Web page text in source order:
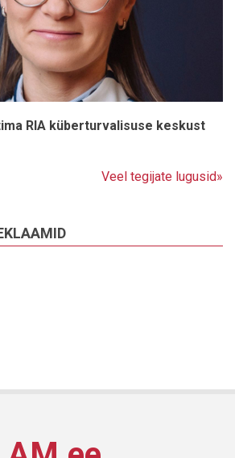
RIA küberturvalisuse keskust
Veel tegijate lugusid»